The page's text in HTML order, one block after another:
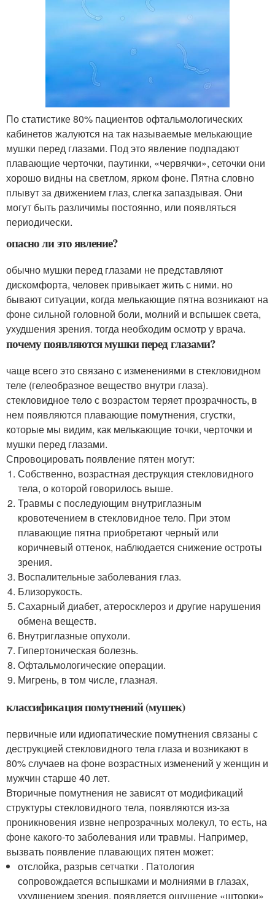
По статистике 80% пациентов офтальмологических
кабинетов жалуются на так называемые мелькающие
мушки перед глазами. Под это явление подпадают
плавающие черточки, паутинки, «червячки», сеточки они
хорошо видны на светлом, ярком фоне. Пятна словно
плывут за движением глаз, слегка запаздывая. Они
могут быть различимы постоянно, или появляться
периодически.
опасно ли это явление?
обычно мушки перед глазами не представляют
дискомфорта, человек привыкает жить с ними. но
бывают ситуации, когда мелькающие пятна возникают на
фоне сильной головной боли, молний и вспышек света,
ухудшения зрения. тогда необходим осмотр у врача.
почему появляются мушки перед глазами?
чаще всего это связано с изменениями в стекловидном
теле (гелеобразное вещество внутри глаза).
стекловидное тело с возрастом теряет прозрачность, в
нем появляются плавающие помутнения, сгустки,
которые мы видим, как мелькающие точки, черточки и
мушки перед глазами.
Спровоцировать появление пятен могут:
Собственно, возрастная деструкция стекловидного
тела, о которой говорилось выше.
Травмы с последующим внутриглазным
кровотечением в стекловидное тело. При этом
плавающие пятна приобретают черный или
коричневый оттенок, наблюдается снижение остроты
зрения.
Воспалительные заболевания глаз.
Близорукость.
Сахарный диабет, атеросклероз и другие нарушения
обмена веществ.
Внутриглазные опухоли.
Гипертоническая болезнь.
Офтальмологические операции.
Мигрень, в том числе, глазная.
классификация помутнений (мушек)
первичные или идиопатические помутнения связаны с
деструкцией стекловидного тела глаза и возникают в
80% случаев на фоне возрастных изменений у женщин и
мужчин старше 40 лет.
Вторичные помутнения не зависят от модификаций
структуры стекловидного тела, появляются из-за
проникновения извне непрозрачных молекул, то есть, на
фоне какого-то заболевания или травмы. Например,
вызвать появление плавающих пятен может:
отслойка, разрыв сетчатки . Патология
сопровождается вспышками и молниями в глазах,
ухудшением зрения, появляется ощущение «шторки»